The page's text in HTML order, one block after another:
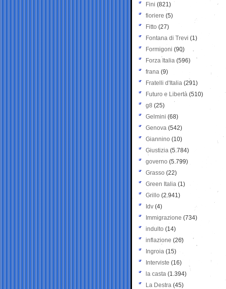
Fini (821)
fioriere (5)
Fitto (27)
Fontana di Trevi (1)
Formigoni (90)
Forza Italia (596)
frana (9)
Fratelli d'Italia (291)
Futuro e Libertà (510)
g8 (25)
Gelmini (68)
Genova (542)
Giannino (10)
Giustizia (5.784)
governo (5.799)
Grasso (22)
Green Italia (1)
Grillo (2.941)
Idv (4)
Immigrazione (734)
indulto (14)
inflazione (26)
Ingroia (15)
Interviste (16)
la casta (1.394)
La Destra (45)